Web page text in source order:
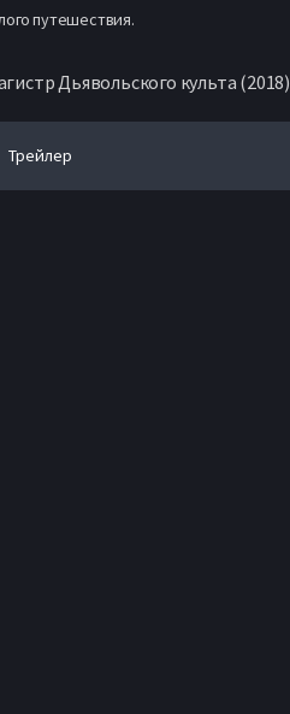
путешествия.
Дьявольского культа
Трейлер